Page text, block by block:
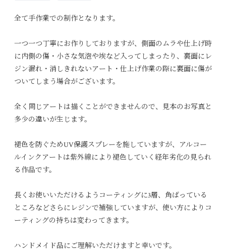
全て手作業での制作となります。
一つ一つ丁寧にお作りしておりますが、側面のムラや仕上げ時
に内側の傷・小さな気泡や埃など入ってしまったり、裏面にレ
ジン漏れ・消しきれないアート・仕上げ作業の際に裏面に傷が
ついてしまう場合がございます。
全く同じアートは描くことができませんので、見本のお写真と
多少の違いが生じます。
褪色を防ぐためUV保護スプレーを施していますが、アルコー
ルインクアートは紫外線により褪色していく経年劣化の見られ
る作品です。
長くお使いいただけるようコーティングに3層、角ばっている
ところなどさらにレジンで補強していますが、使い方によりコ
ーティングの持ちは変わってきます。
ハンドメイド品にご理解いただけますと幸いです。